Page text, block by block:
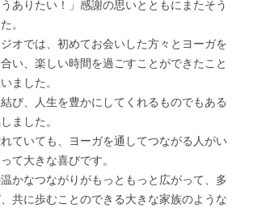
ありたい！」感謝の思いとともにまたそう
。
オでは、初めてお会いした方々とヨーガを
い、楽しい時間を過ごすことができたこと
ました。
び、人生を豊かにしてくれるものでもある
ました。
ていても、ヨーガを通してつながる人がい
て大きな喜びです。
かなつながりがもっともっと広がって、多
共に歩むことのできる大きな家族のような